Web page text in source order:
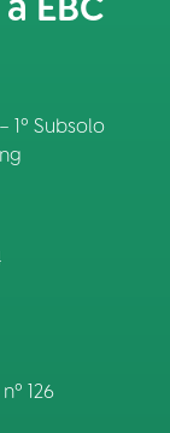
1º Subsolo
126